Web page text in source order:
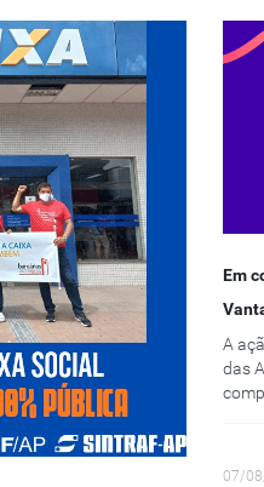
Em
A
das
07/